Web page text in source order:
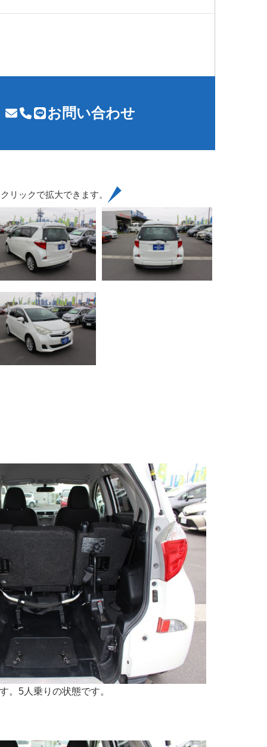
お問い合わせ
リックで拡大できます。
。5人乗りの状態です。